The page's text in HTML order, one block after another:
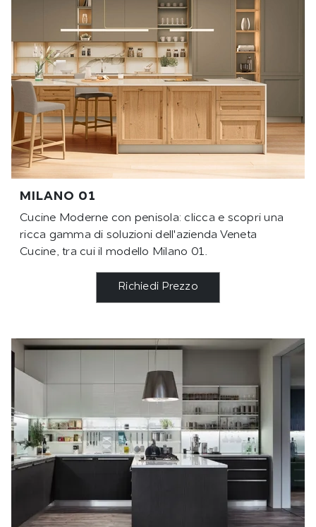
MILANO 01
Cucine Moderne con penisola: clicca e scopri una
ricca gamma di soluzioni dell'azienda Veneta
Cucine, tra cui il modello Milano 01.
Richiedi Prezzo